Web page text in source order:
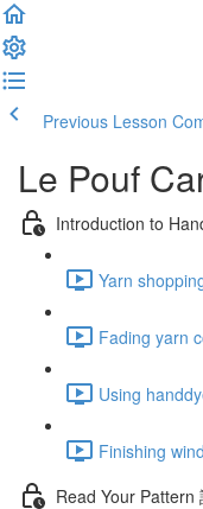
Previous Lesson
Le Pouf
Introduction to
Yarn
Fading yarn
Using
Finishing
Read Your Pattern